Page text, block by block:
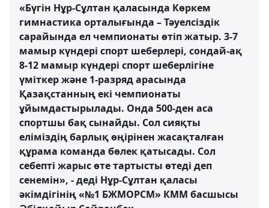
«Бүгін Нұр-Сұлтан қаласында Көркем
гимнастика орталығында – Тәуелсіздік
сарайында ел чемпионаты өтіп жатыр. 3-7
мамыр күндері спорт шеберлері, сондай-ақ
8-12 мамыр күндері спорт шеберлігіне
үміткер және 1-разряд арасында
Қазақстанның екі чемпионаты
ұйымдастырылады. Онда 500-ден аса
спортшы бақ сынайды. Сол сияқты
еліміздің барлық өңірінен жасақталған
құрама команда бөлек қатысады. Сол
себепті жарыс өте тартысты өтеді деп
сенемін», - деді Нұр-Сұлтан қаласы
әкімдігінің «№1 БЖМОРСМ» КММ басшысы